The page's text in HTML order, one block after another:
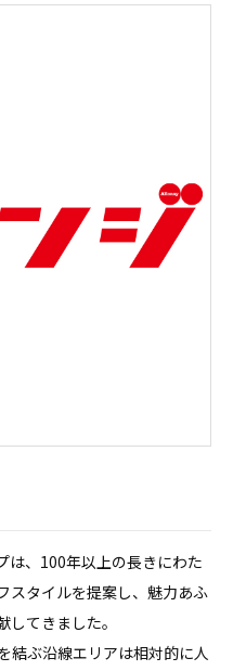
は、100年以上の長きにわた
スタイルを提案し、魅力あふ
てきました。
結ぶ沿線エリアは相対的に人